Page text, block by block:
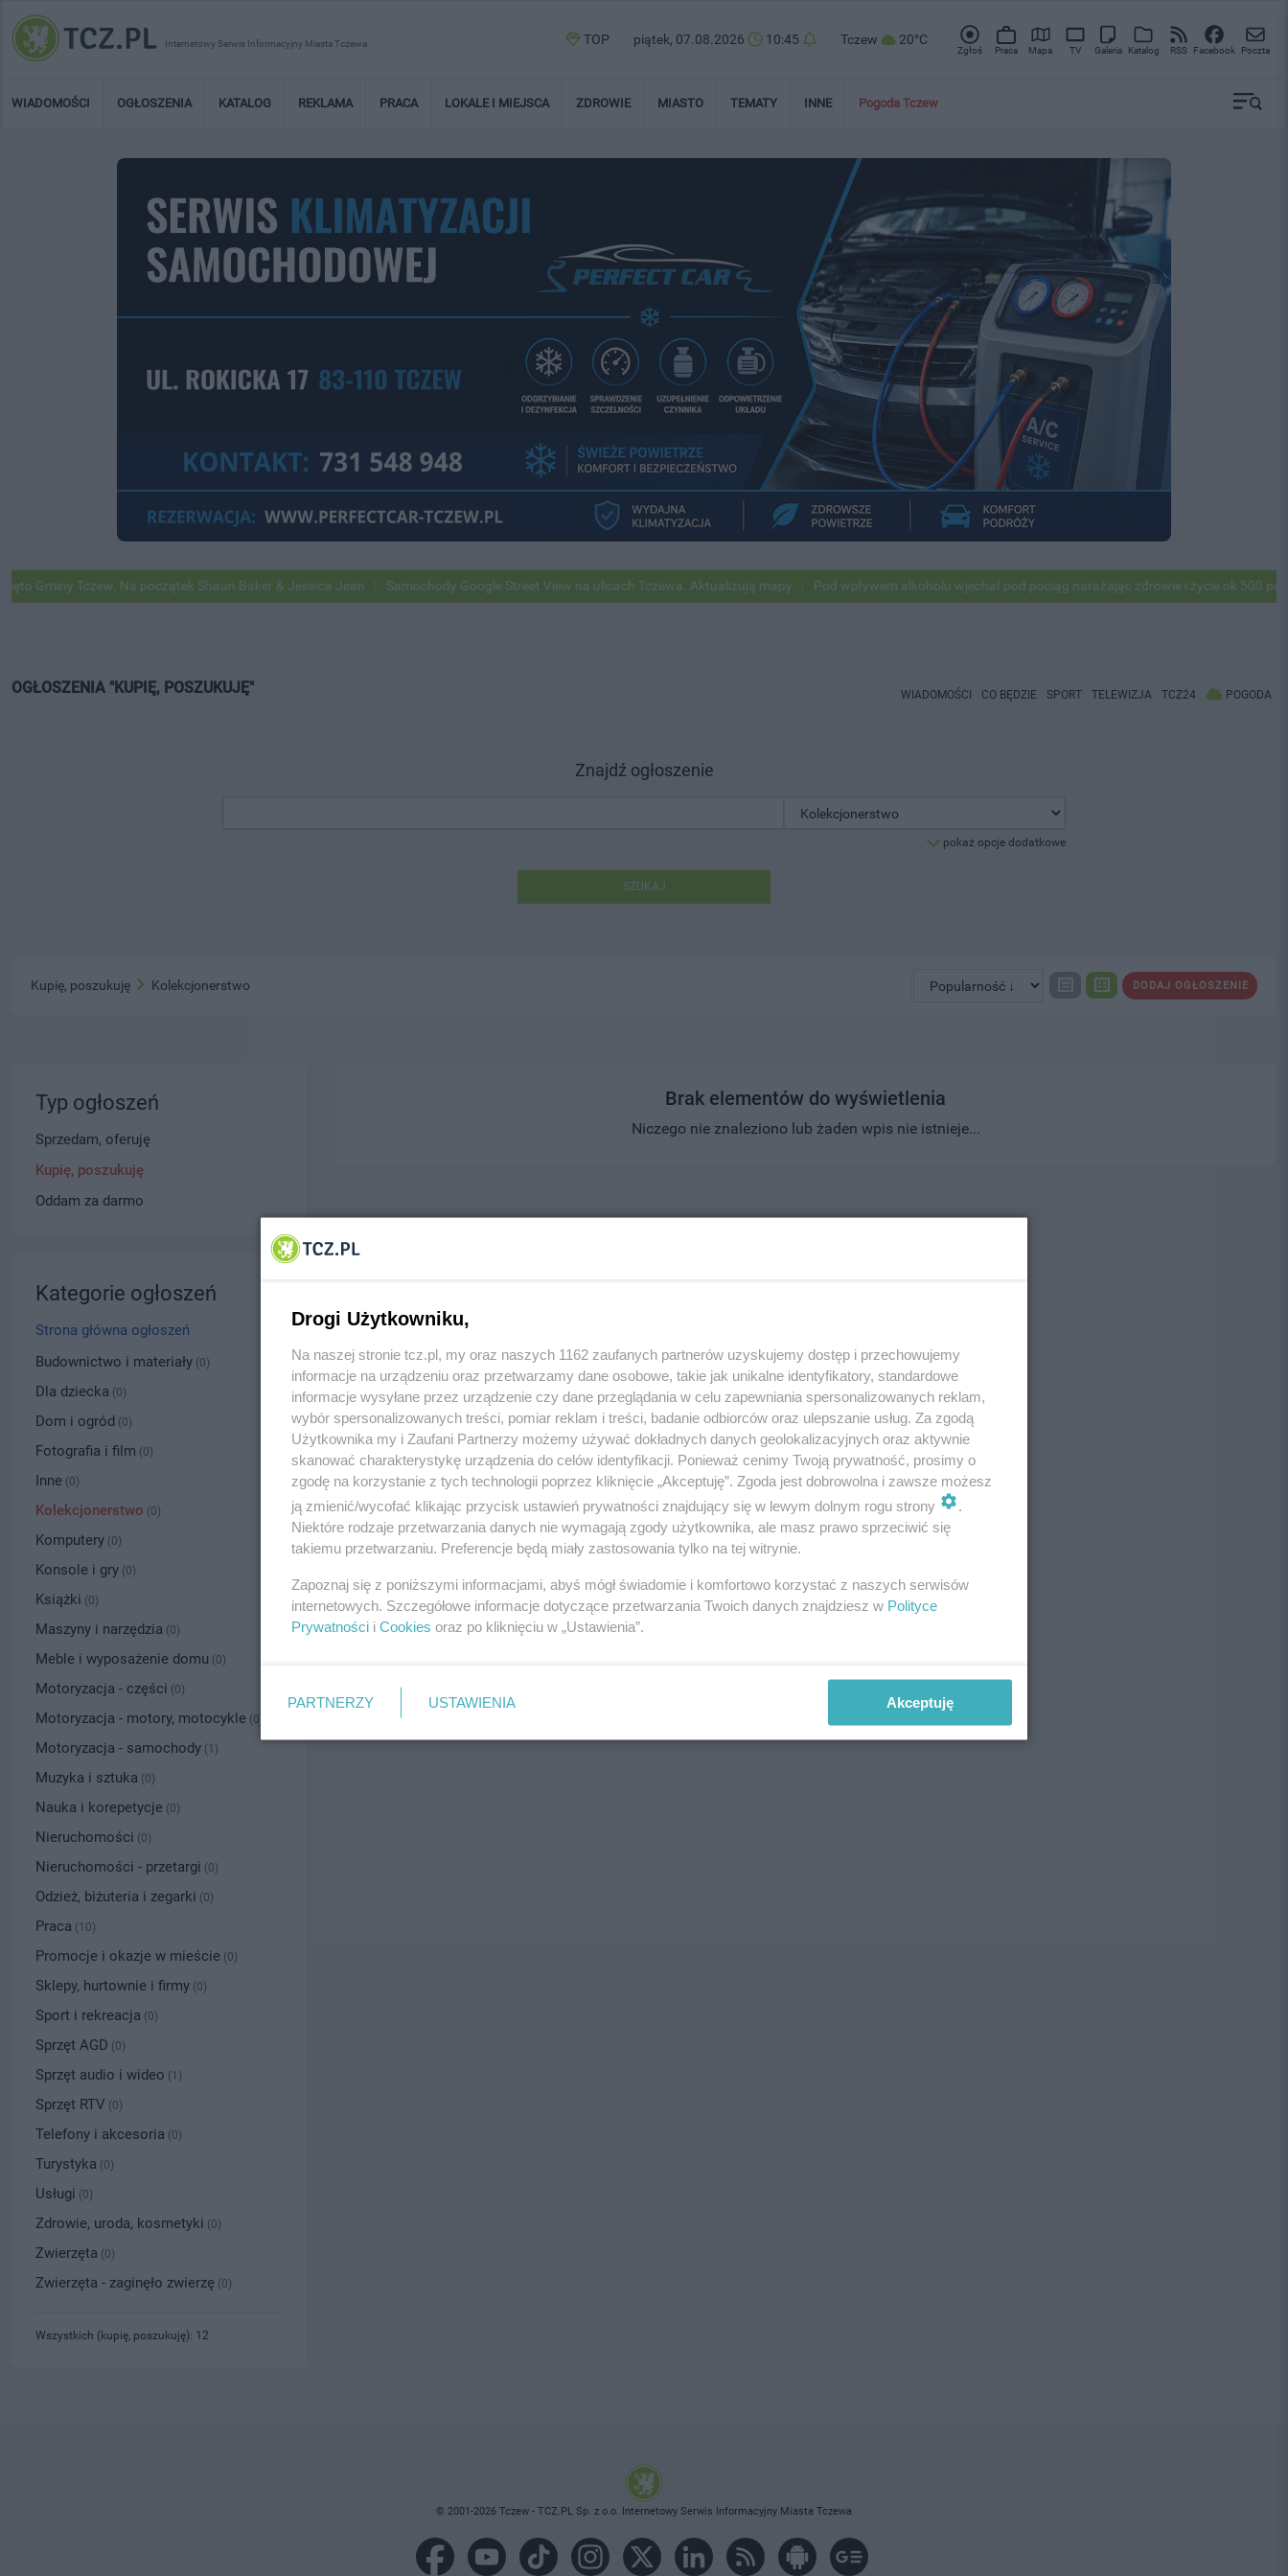
Internetowy Serwis Informacyjny Miasta Tczewa TOP piątek, 07.08.2026 10:45 Tczew 20°C
Zgłoś Praca Mapa TV Galeria Katalog RSS Facebook Poczta
WIADOMOŚCI OGŁOSZENIA KATALOG REKLAMA PRACA LOKALE I MIEJSCA ZDROWIE MIASTO TEMATY INNE Pogoda Tczew
Tczew. Na początek Shaun Baker & Jessica Jean Samochody Google Street View na ulicach Tczewa. Aktualizują mapy Pod wpływem alkoholu wjechał pod pociąg narażając zdrowie i życie ok 500
OGŁOSZENIA "KUPIĘ, POSZUKUJĘ" WIADOMOŚCI CO BĘDZIE SPORT TELEWIZJA TCZ24 POGODA
Znajdź ogłoszenie
pokaż opcje dodatkowe
SZUKAJ
DODAJ OGŁOSZENIE
Kupię, poszukuję Kolekcjonerstwo
Brak elementów do wyświetlenia
Niczego nie znaleziono lub żaden wpis nie istnieje...
Typ ogłoszeń
Sprzedam, oferuję
Kupię, poszukuję
Oddam za darmo
Kategorie ogłoszeń
Strona główna ogłoszeń
Budownictwo i materiały (0)
Dla dziecka (0)
Dom i ogród (0)
Fotografia i film (0)
Inne (0)
Kolekcjonerstwo (0)
Komputery (0)
Konsole i gry (0)
Książki (0)
Maszyny i narzędzia (0)
Meble i wyposażenie domu (0)
Motoryzacja - części (0)
Motoryzacja - motory, motocykle (0)
Motoryzacja - samochody (1)
Muzyka i sztuka (0)
Nauka i korepetycje (0)
Nieruchomości (0)
Nieruchomości - przetargi (0)
Odzież, biżuteria i zegarki (0)
Praca (10)
Promocje i okazje w mieście (0)
Sklepy, hurtownie i firmy (0)
Sport i rekreacja (0)
Sprzęt AGD (0)
Sprzęt audio i wideo (1)
Sprzęt RTV (0)
Telefony i akcesoria (0)
Turystyka (0)
Usługi (0)
Zdrowie, uroda, kosmetyki (0)
Zwierzęta (0)
Zwierzęta - zaginęło zwierzę (0)
Wszystkich (kupię, poszukuję): 12
© 2001-2026 Tczew - TCZ.PL Sp. z o.o. Internetowy Serwis Informacyjny Miasta Tczewa
Drogi Użytkowniku,
Na naszej stronie tcz.pl, my oraz naszych 1162 zaufanych partnerów uzyskujemy dostęp i przechowujemy
informacje na urządzeniu oraz przetwarzamy dane osobowe, takie jak unikalne identyfikatory, standardowe
informacje wysyłane przez urządzenie czy dane przeglądania w celu zapewniania spersonalizowanych reklam,
wybór spersonalizowanych treści, pomiar reklam i treści, badanie odbiorców oraz ulepszanie usług. Za zgodą
Użytkownika my i Zaufani Partnerzy możemy używać dokładnych danych geolokalizacyjnych oraz aktywnie
skanować charakterystykę urządzenia do celów identyfikacji. Ponieważ cenimy Twoją prywatność, prosimy o
zgodę na korzystanie z tych technologii poprzez kliknięcie „Akceptuję”. Zgoda jest dobrowolna i zawsze możesz
ją zmienić/wycofać klikając przycisk ustawień prywatności znajdujący się w lewym dolnym rogu strony
Niektóre rodzaje przetwarzania danych nie wymagają zgody użytkownika, ale masz prawo sprzeciwić się
takiemu przetwarzaniu. Preferencje będą miały zastosowania tylko na tej witrynie.
Zapoznaj się z poniższymi informacjami, abyś mógł świadomie i komfortowo korzystać z naszych serwisów
internetowych. Szczegółowe informacje dotyczące przetwarzania Twoich danych znajdziesz w Polityce
Prywatności i Cookies oraz po kliknięciu w „Ustawienia”.
PARTNERZY USTAWIENIA Akceptuję